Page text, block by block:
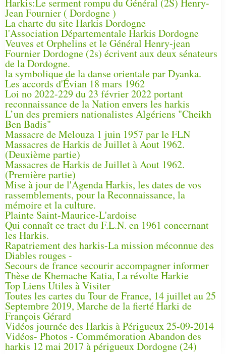
Harkis:Le serment rompu du Général (2S) Henry-
Jean Fournier ( Dordogne )
La charte du site Harkis Dordogne
l'Association Départementale Harkis Dordogne
Veuves et Orphelins et le Général Henry-jean
Fournier Dordogne (2s) écrivent aux deux sénateurs
de la Dordogne.
la symbolique de la danse orientale par Dyanka.
Les accords d'Évian 18 mars 1962
Loi no 2022-229 du 23 février 2022 portant
reconnaissance de la Nation envers les harkis
L’un des premiers nationalistes Algériens "Cheikh
Ben Badis"
Massacre de Melouza 1 juin 1957 par le FLN
Massacres de Harkis de Juillet à Aout 1962.
(Deuxième partie)
Massacres de Harkis de Juillet à Aout 1962.
(Première partie)
Mise à jour de l'Agenda Harkis, les dates de vos
rassemblements, pour la Reconnaissance, la
mémoire et la culture.
Plainte Saint-Maurice-L'ardoise
Qui connaît ce tract du F.L.N. en 1961 concernant
les Harkis.
Rapatriement des harkis-La mission méconnue des
Diables rouges -
Secours de france secourir accompagner informer
Thèse de Khemache Katia, La révolte Harkie
Top Liens Utiles à Visiter
Toutes les cartes du Tour de France, 14 juillet au 25
Septembre 2019, Marche de la fierté Harki de
François Gérard
Vidéos journée des Harkis à Périgueux 25-09-2014
Vidéos- Photos - Commémoration Abandon des
harkis 12 mai 2017 à périgueux Dordogne (24)